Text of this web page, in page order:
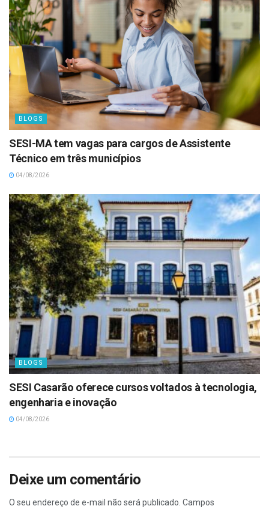
BLOGS
SESI-MA tem vagas para cargos de Assistente
Técnico em três municípios
04/08/2026
BLOGS
SESI Casarão oferece cursos voltados à tecnologia,
engenharia e inovação
04/08/2026
Deixe um comentário
O seu endereço de e-mail não será publicado. Campos